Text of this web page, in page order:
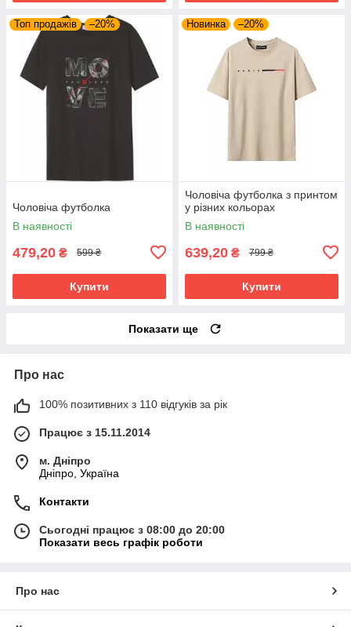
Топ продажів –20%
Чоловіча футболка
В наявності
479,20 ₴ 599 ₴
Купити
Новинка –20%
Чоловіча футболка з принтом
у різних кольорах
В наявності
639,20 ₴ 799 ₴
Купити
Показати ще
Про нас
100% позитивних з 110 відгуків за рік
Працює з 15.11.2014
м. Дніпро
Дніпро, Україна
Контакти
Сьогодні працює з 08:00 до 20:00
Показати весь графік роботи
Про нас